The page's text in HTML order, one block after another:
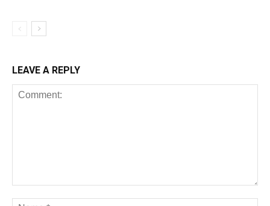
LEAVE A REPLY